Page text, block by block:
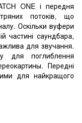
ONE і передня
потоків, що
Оскільки вуфери
частині саундбара,
для звучання.
для поглиблення
Передні
для найкращого